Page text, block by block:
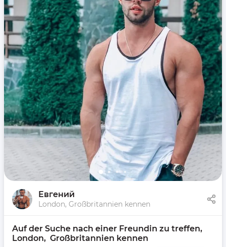
Евгений
London, Großbritannien kennen
Auf der Suche nach einer Freundin zu treffen,
London,  Großbritannien kennen